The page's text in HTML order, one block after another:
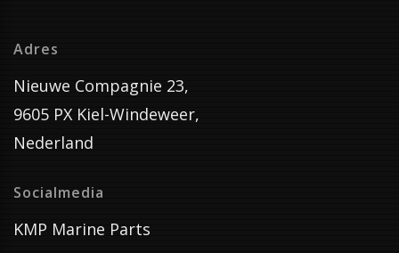
Adres
Nieuwe Compagnie 23,
9605 PX Kiel-Windeweer,
Nederland
Socialmedia
KMP Marine Parts